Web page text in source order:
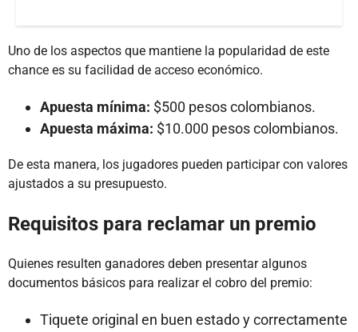
Uno de los aspectos que mantiene la popularidad de este
chance es su facilidad de acceso económico.
Apuesta mínima: $500 pesos colombianos.
Apuesta máxima: $10.000 pesos colombianos.
De esta manera, los jugadores pueden participar con valores
ajustados a su presupuesto.
Requisitos para reclamar un premio
Quienes resulten ganadores deben presentar algunos
documentos básicos para realizar el cobro del premio:
Tiquete original en buen estado y correctamente